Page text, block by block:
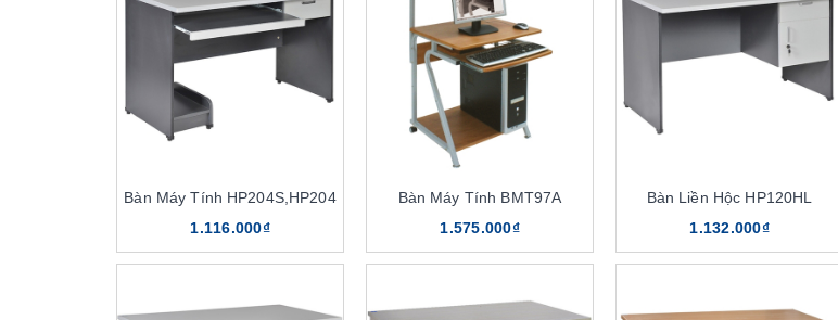
Bàn Máy Tính HP204S,HP204
1.116.000₫
Bàn Máy Tính BMT97A
1.575.000₫
Bàn Liền Hộc HP120HL
1.132.000₫